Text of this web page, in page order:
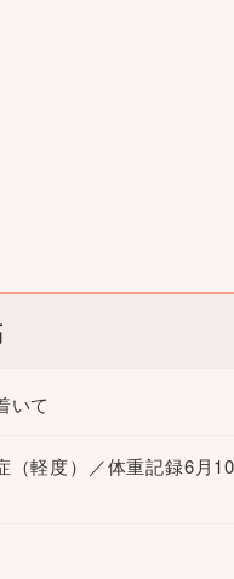
いて
（軽度）／体重記録6月